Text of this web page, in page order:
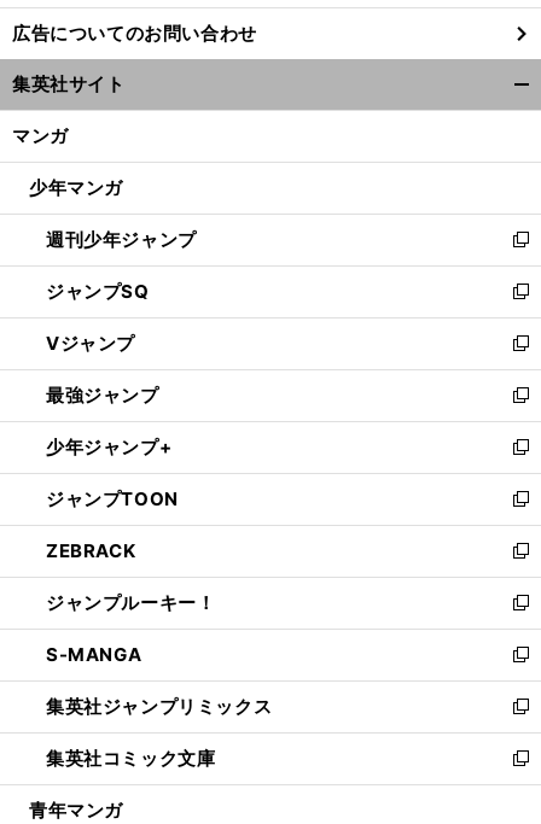
「
要
求はしている 」
。
岡崎慎司が語ったチームメイトとの連係面
し
い
ウ
ィ
ン
ウ
開
く
広告についてのお問い合わせ
集英社サイト
マンガ
少年マンガ
週刊少年ジャンプ
新
し
い
ウ
ィ
ン
ド
ウ
で
開
く
ジャンプSQ
新
し
い
ウ
ィ
ン
ド
ウ
で
開
く
Vジャンプ
新
し
い
ウ
ィ
ン
ド
ウ
で
開
く
最強ジャンプ
新
し
い
ウ
ィ
ン
ド
ウ
で
開
く
少年ジャンプ+
新
し
い
ウ
ィ
ン
ド
ウ
で
開
く
ジャンプTOON
新
し
い
ウ
ィ
ン
ド
ウ
で
開
く
ZEBRACK
新
し
い
ウ
ィ
ン
ド
ウ
で
開
ジャンプルーキー！
新
し
い
ウ
ィ
ン
ド
ウ
S-MANGA
新
し
い
ウ
ィ
ン
集英社ジャンプリミックス
新
し
い
ウ
集英社コミック文庫
新
し
青年マンガ